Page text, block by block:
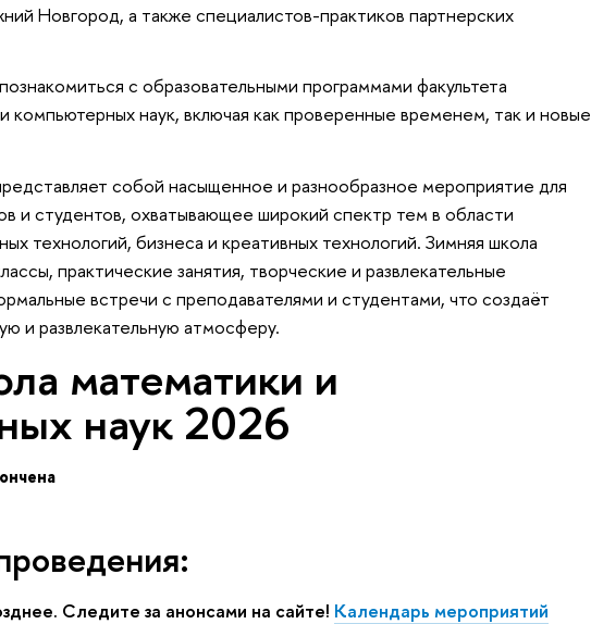
Новгород, а также специалистов-практиков партнерских
с образовательными программами факультета
компьютерных наук, включая как проверенные временем, так и новые
собой насыщенное и разнообразное мероприятие для
и студентов, охватывающее широкий спектр тем в области
технологий, бизнеса и креативных технологий. Зимняя школа
практические занятия, творческие и развлекательные
встречи с преподавателями и студентами, что создаёт
и развлекательную атмосферу.
математики и
наук 2026
Следите за анонсами на сайте! Календарь мероприятий